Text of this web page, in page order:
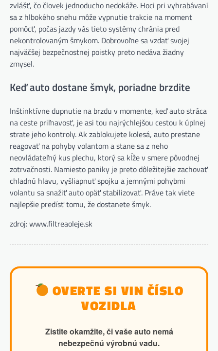
zvlášť, čo človek jednoducho nedokáže. Hoci pri vyhrabávaní
sa z hlbokého snehu môže vypnutie trakcie na moment
pomôcť, počas jazdy vás tieto systémy chránia pred
nekontrolovaným šmykom. Dobrovoľne sa vzdať svojej
najväčšej bezpečnostnej poistky preto nedáva žiadny
zmysel.
Keď auto dostane šmyk, poriadne brzdite
Inštinktívne dupnutie na brzdu v momente, keď auto stráca
na ceste priľnavosť, je asi tou najrýchlejšou cestou k úplnej
strate jeho kontroly. Ak zablokujete kolesá, auto prestane
reagovať na pohyby volantom a stane sa z neho
neovládateľný kus plechu, ktorý sa kĺže v smere pôvodnej
zotrvačnosti. Namiesto paniky je preto dôležitejšie zachovať
chladnú hlavu, vyšliapnuť spojku a jemnými pohybmi
volantu sa snažiť auto opäť stabilizovať. Práve tak viete
najlepšie predísť tomu, že dostanete šmyk.
zdroj: www.filtreaoleje.sk
OVERTE SI VIN ČÍSLO
VOZIDLA
Zistite okamžite, či vaše auto nemá
nebezpečnú výrobnú vadu.